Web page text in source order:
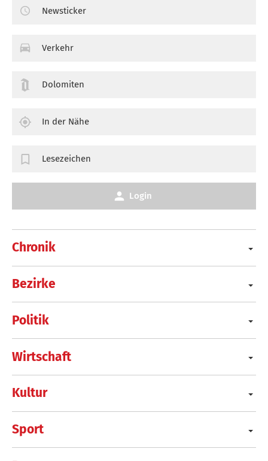
Chronik
Bezirke
Politik
Wirtschaft
Kultur
Sport
Newsticker
Verkehr
Dolomiten
In der Nähe
Lesezeichen
Login